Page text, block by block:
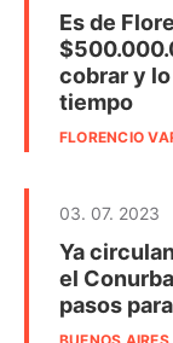
Es de
cobrar y
tiempo
FLORENCIO
03. 07. 2023
Ya
el
pasos